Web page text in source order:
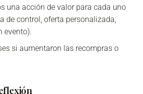
una acción de valor para cada uno
de control, oferta personalizada,
evento).
si aumentaron las recompras o